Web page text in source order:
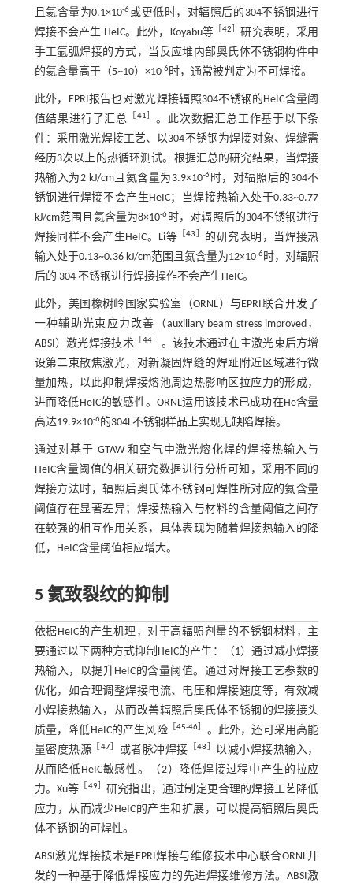
且氦含量为0.1×10-6或更低时，对辐照后的304不锈钢进行
焊接不会产生 HeIC。此外，Koyabu等［42 ］研究表明，采用
手工氩弧焊接的方式，当反应堆内部奥氏体不锈钢构件中
的氦含量高于（5~10）×10-6时，通常被判定为不可焊接。
此外，EPRI报告也对激光焊接辐照304不锈钢的HeIC含量阈
值结果进行了汇总
41
。此次数据汇总工作基于以下条
件：采用激光焊接工艺、以304不锈钢为焊接对象、焊缝需
经历3次以上的热循环测试。根据汇总的研究结果，当焊接
热输入为2 kJ/cm且氦含量为3.9×10-6 时，对辐照后的304不
锈钢进行焊接不会产生HeIC；当焊接热输入处于0.33~0.77
kJ/cm范围且氦含量为8×10-6 时，对辐照后的304不锈钢进行
焊接同样不会产生HeIC。Li等 ［43
的研究表明，当焊接热
输入处于0.13~0.36 kJ/cm范围且氦含量为12×10-6时，对辐照
后的 304 不锈钢进行焊接操作不会产生HeIC。
此外，美国橡树岭国家实验室（ORNL）与EPRI联合开发了
一种辅助光束应力改善（auxiliary beam stress improved，
ABSI）激光焊接技术 ［44
。该技术通过在主激光束后方增
设第二束散焦激光，对新凝固焊缝的焊趾附近区域进行微
量加热，以此抑制焊接熔池周边热影响区拉应力的形成，
进而降低HeIC的敏感性。ORNL运用该技术已成功在He含量
高达19.9×10-6的304L不锈钢样品上实现无缺陷焊接。
通过对基于 GTAW 和空气中激光熔化焊的焊接热输入与
HeIC含量阈值的相关研究数据进行分析可知，采用不同的
焊接方法时，辐照后奥氏体不锈钢可焊性所对应的氦含量
阈值存在显著差异；焊接热输入与材料的含量阈值之间存
在较强的相互作用关系，具体表现为随着焊接热输入的降
低，HeIC含量阈值相应增大。
5 氦致裂纹的抑制
依据HeIC的产生机理，对于高辐照剂量的不锈钢材料，主
要通过以下两种方式抑制HeIC的产生：（1）通过减小焊接
热输入，以提升HeIC的含量阈值。通过对焊接工艺参数的
优化，如合理调整焊接电流、电压和焊接速度等，有效减
小焊接热输入，从而改善辐照后奥氏体不锈钢的焊接接头
质量，降低HeIC的产生风险［45-46
。此外，还可采用高能
量密度热源
47］ 或者脉冲焊接 ［48
以减小焊接热输入，
从而降低HeIC敏感性。（2）降低焊接过程中产生的拉应
力。Xu等
49］ 研究指出，通过制定更合理的焊接工艺降低
应力，从而减少HeIC的产生和扩展，可以提高辐照后奥氏
体不锈钢的可焊性。
ABSI激光焊接技术是EPRI焊接与维修技术中心联合ORNL开
发的一种基于降低焊接应力的先进焊接维修方法。ABSI激